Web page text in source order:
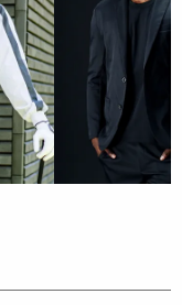
細のマイクロ
なやかな加工糸タ
ブレーカー。
こもりやすい肩
配置された「ド
ッド構造です。
しながら、通気性
チ機能ととも
ョンをキープしま